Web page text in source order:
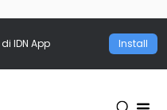
IDN App Install